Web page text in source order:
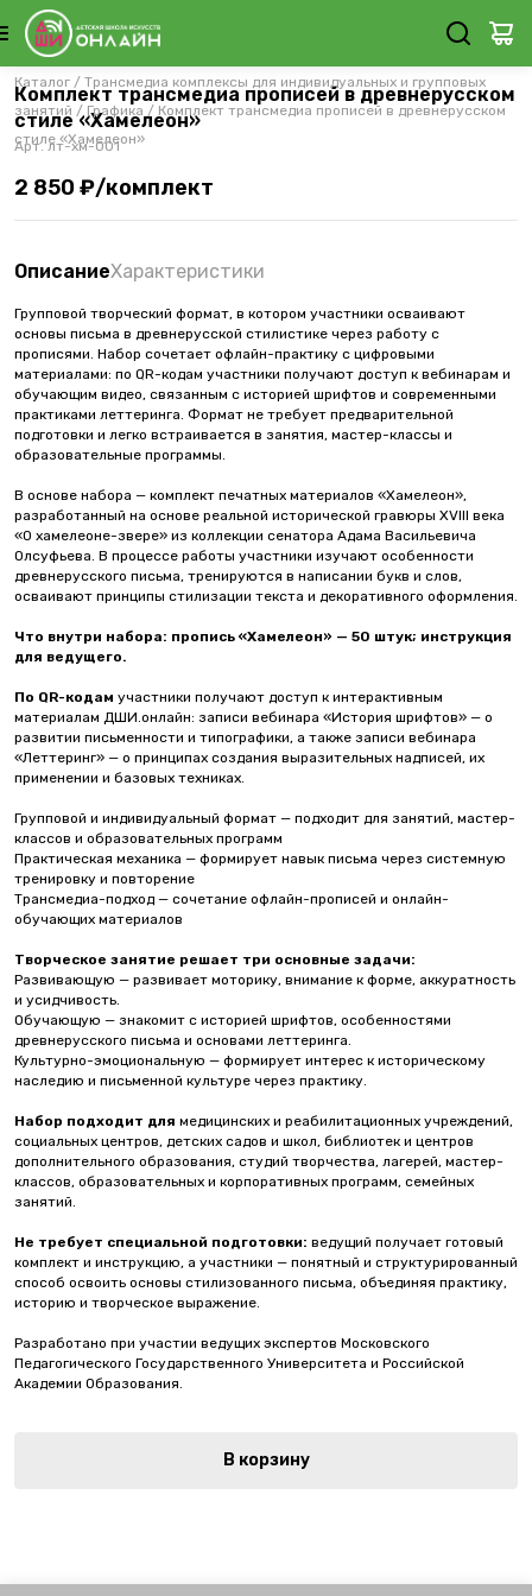
Каталог / Трансмедиа комплексы для индивидуальных и групповых
занятий / Графика / Комплект трансмедиа прописей в древнерусском
стиле «Хамелеон»
Комплект трансмедиа прописей в древнерусском
стиле «Хамелеон»
Арт.лт-хм-001
2 850 ₽/комплект
ОписаниеХарактеристики
Групповой творческий формат, в котором участники осваивают
основы письма в древнерусской стилистике через работу с
прописями. Набор сочетает офлайн-практику с цифровыми
материалами: по QR-кодам участники получают доступ к вебинарам и
обучающим видео, связанным с историей шрифтов и современными
практиками леттеринга. Формат не требует предварительной
подготовки и легко встраивается в занятия, мастер-классы и
образовательные программы.
В основе набора — комплект печатных материалов «Хамелеон»,
разработанный на основе реальной исторической гравюры XVIII века
«О хамелеоне-звере» из коллекции сенатора Адама Васильевича
Олсуфьева. В процессе работы участники изучают особенности
древнерусского письма, тренируются в написании букв и слов,
осваивают принципы стилизации текста и декоративного оформления.
Что внутри набора: пропись «Хамелеон» — 50 штук; инструкция
для ведущего.
По QR-кодам участники получают доступ к интерактивным
материалам ДШИ.онлайн: записи вебинара «История шрифтов» — о
развитии письменности и типографики, а также записи вебинара
«Леттеринг» — о принципах создания выразительных надписей, их
применении и базовых техниках.
Групповой и индивидуальный формат — подходит для занятий, мастер-
классов и образовательных программ
Практическая механика — формирует навык письма через системную
тренировку и повторение
Трансмедиа-подход — сочетание офлайн-прописей и онлайн-
обучающих материалов
Творческое занятие решает три основные задачи:
Развивающую — развивает моторику, внимание к форме, аккуратность
и усидчивость.
Обучающую — знакомит с историей шрифтов, особенностями
древнерусского письма и основами леттеринга.
Культурно-эмоциональную — формирует интерес к историческому
наследию и письменной культуре через практику.
Набор подходит для медицинских и реабилитационных учреждений,
социальных центров, детских садов и школ, библиотек и центров
дополнительного образования, студий творчества, лагерей, мастер-
классов, образовательных и корпоративных программ, семейных
занятий.
Не требует специальной подготовки: ведущий получает готовый
комплект и инструкцию, а участники — понятный и структурированный
способ освоить основы стилизованного письма, объединяя практику,
историю и творческое выражение.
Разработано при участии ведущих экспертов Московского
Педагогического Государственного Университета и Российской
Академии Образования.
В корзину